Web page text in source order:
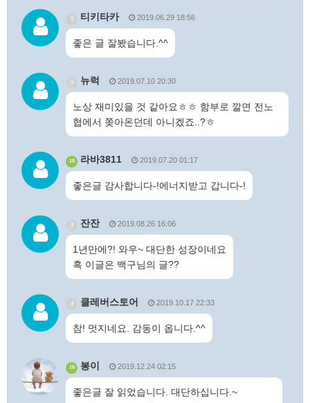
티키타카 2019.06.29 18:56
좋은 글 잘봤습니다.^^
5 뉴럭 2019.07.10 20:30
노상 재미있을 것 같아요ㅎㅎ 함부로 깔면 전노
협에서 쫒아온던데 아니겠죠..?ㅎ
10 라바3811 2019.07.20 01:17
좋은글 감사합니다-!에너지받고 갑니다-!
3 잔잔 2019.08.26 16:06
1년만에?! 와우~ 대단한 성장이네요
혹 이글은 백구님의 글??
4 클레버스토어 2019.10.17 22:33
참! 멋지네요. 감동이 옵니다.^^
10 봉이 2019.12.24 02:15
좋은글 잘 읽었습니다. 대단하십니다.~